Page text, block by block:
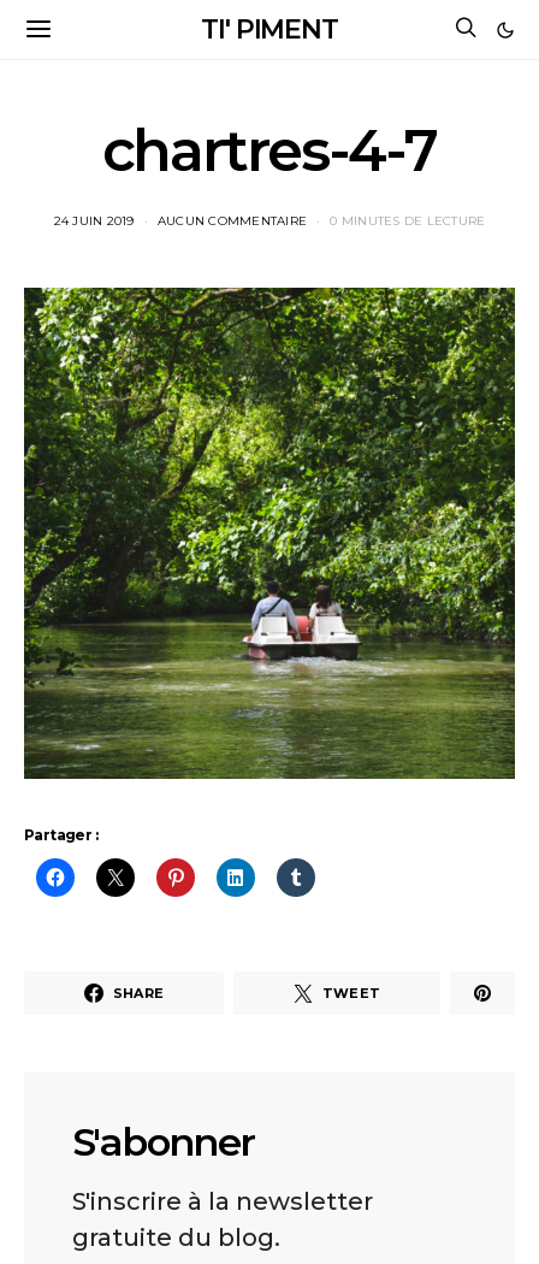
TI' PIMENT
chartres-4-7
24 JUIN 2019 AUCUN COMMENTAIRE 0 MINUTES DE LECTURE
Partager :
SHARE TWEET
S'abonner
S'inscrire à la newsletter
gratuite du blog.